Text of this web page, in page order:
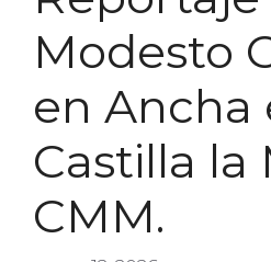
Modesto
en Ancha
Castilla la
CMM.